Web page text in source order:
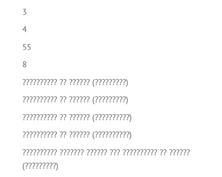
3
4
55
8
?????????? ?? ?????? (?????????)
?????????? ?? ?????? (?????????)
?????????? ?? ?????? (??????????)
?????????? ?? ?????? (??????????)
?????????? ??????? ?????? ??? ?????????? ?? ??????
(?????????)